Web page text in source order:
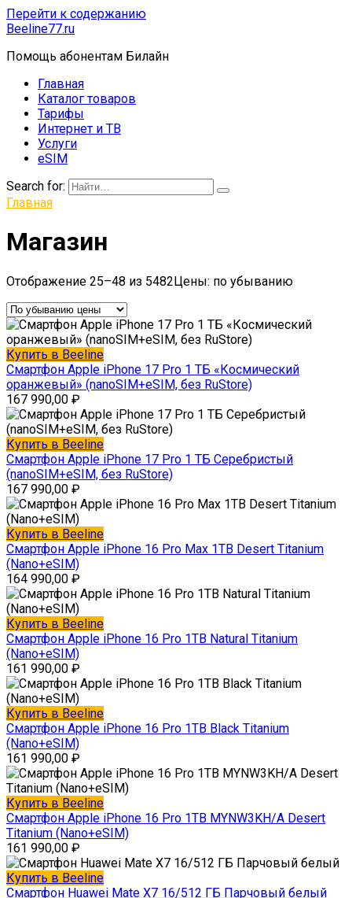
Перейти к содержанию
Beeline77.ru
Помощь абонентам Билайн
Главная
Каталог товаров
Тарифы
Интернет и ТВ
Услуги
eSIM
Search for:
Главная
Магазин
Отображение 25–48 из 5482Цены: по убыванию
Купить в Beeline
Смартфон Apple iPhone 17 Pro 1 ТБ «Космический
оранжевый» (nanoSIM+eSIM, без RuStore)
167 990,00 ₽
Купить в Beeline
Смартфон Apple iPhone 17 Pro 1 ТБ Серебристый
(nanoSIM+eSIM, без RuStore)
167 990,00 ₽
Купить в Beeline
Смартфон Apple iPhone 16 Pro Max 1TB Desert Titanium
(Nano+eSIM)
164 990,00 ₽
Купить в Beeline
Смартфон Apple iPhone 16 Pro 1TB Natural Titanium
(Nano+eSIM)
161 990,00 ₽
Купить в Beeline
Смартфон Apple iPhone 16 Pro 1TB Black Titanium
(Nano+eSIM)
161 990,00 ₽
Купить в Beeline
Смартфон Apple iPhone 16 Pro 1TB MYNW3KH/A Desert
Titanium (Nano+eSIM)
161 990,00 ₽
Купить в Beeline
Смартфон Huawei Mate X7 16/512 ГБ Парчовый белый